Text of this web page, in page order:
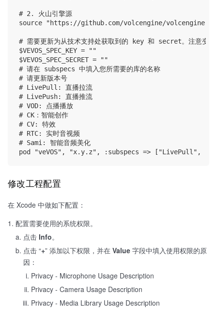
# 2. 火山引擎源
source "https://github.com/volcengine/volcengine-
# 需要更新为从技术支持处获取到的 key 和 secret。注意变量
$VEVOS_SPEC_KEY = ""
$VEVOS_SPEC_SECRET = ""
# 请在 subspecs 中填入您所需要的库的名称
# 请更新版本号
# LivePull: 直播拉流
# LivePush: 直播推流
# VOD: 点播播放
# CK：智能创作
# CV: 特效
# RTC: 实时音视频
# Sami: 智能音频美化
修改工程配置
在 Xcode 中做如下配置：
配置需要使用的系统权限。
点击 Info。
点击 “+” 添加以下权限，并在 Value 字段中填入使用权限的原
因：
Privacy - Microphone Usage Description
Privacy - Camera Usage Description
Privacy - Media Library Usage Description